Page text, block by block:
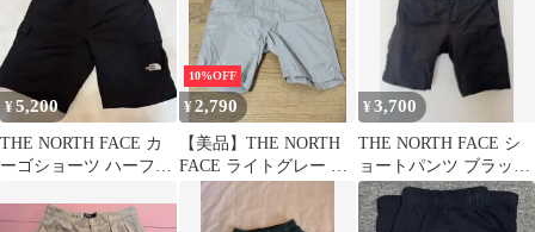
¥5,200
THE NORTH FACE カ
ーゴショーツ ハーフパ
10%OFF
¥2,790
【美品】THE NORTH
FACE ライトグレー シ
ョートパンツ Sサイズ
¥3,700
THE NORTH FACE シ
ョートパンツ ブラック
Mサイズ